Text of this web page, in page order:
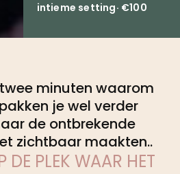
intieme setting· €100
minuten waarom
je wel verder
de ontbrekende
zichtbaar maakten..
DE PLEK WAAR HET